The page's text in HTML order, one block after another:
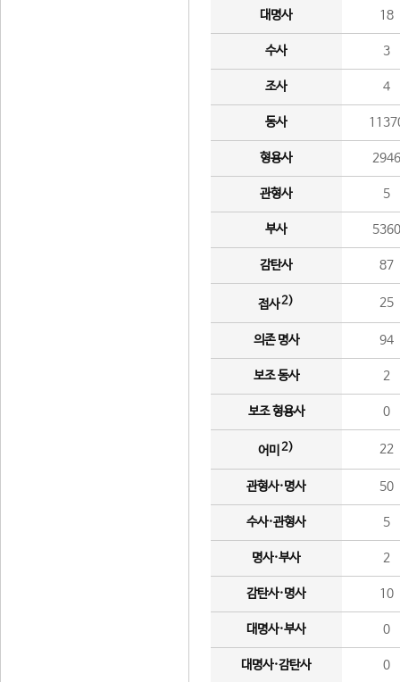
대명사 18
수사 3
조사 4
동사
형용사 2946
관형사 5
부사 5360
감탄사 87
접사2) 25
의존 명사 94
보조 동사 2
보조 형용사 0
어미 2) 22
관형사·명사 50
수사·관형사 5
명사·부사 2
감탄사·명사 10
대명사·부사 0
대명사·감탄사 0